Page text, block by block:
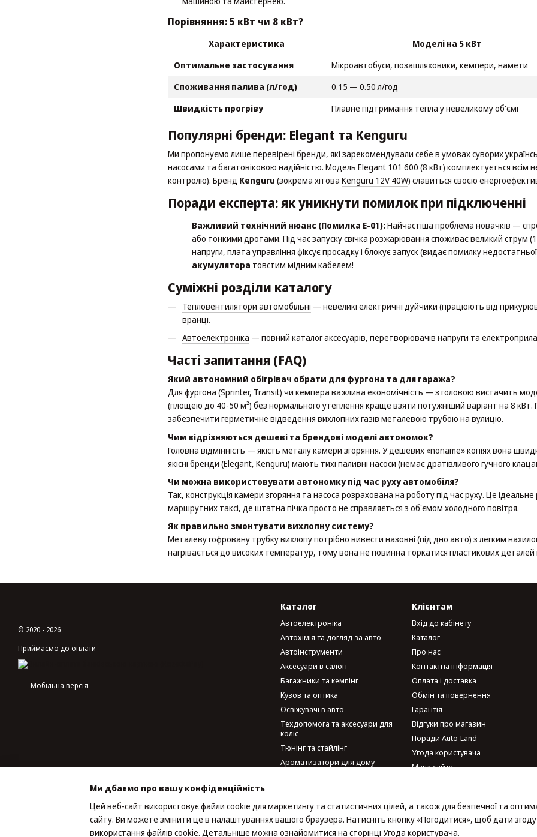
Порівняння: 5 кВт чи 8 кВт?
Характеристика
Моделі на 5 кВт
Оптимальне застосування
Мікроавтобуси, позашляховики, кемпери, намети
Споживання палива (л/год)
0.15 — 0.50 л/год
Швидкість прогріву
Плавне підтримання тепла у невеликому об'ємі
Популярні бренди: Elegant та Kenguru
Ми пропонуємо лише перевірені бренди, які зарекомендували себе в умовах суворих
насосами та багатовіковою надійністю. Модель Elegant 101 600 (8 кВт) комплектується всім
контролю). Бренд Kenguru (зокрема хітова Kenguru 12V 40W) славиться своєю
Поради експерта: як уникнути помилок при підключенні
Важливий технічний нюанс (Помилка E-01):Найчастіша проблема новачків —
або тонкими дротами. Під час запуску свічка розжарювання споживає великий струм
напруги, плата управління фіксує просадку і блокує запуск (видає помилку
акумулятора товстим мідним кабелем!
Суміжні розділи каталогу
Тепловентилятори автомобільні — невеликі електричні дуйчики (працюють від
вранці.
Автоелектроніка — повний каталог аксесуарів, перетворювачів напруги та
Часті запитання (FAQ)
Який автономний обігрівач обрати для фургона та для гаража?
Для фургона (Sprinter, Transit) чи кемпера важлива економічність — з головою вистачить
(площею до 40-50 м²) без нормального утеплення краще взяти потужніший варіант на 8
забезпечити герметичне відведення вихлопних газів металевою трубою на вулицю.
Чим відрізняються дешеві та брендові моделі автономок?
Головна відмінність — якість металу камери згоряння. У дешевих «noname» копіях вона
якісні бренди (Elegant, Kenguru) мають тихі паливні насоси (немає дратівливого гучного
Чи можна використовувати автономку під час руху автомобіля?
Так, конструкція камери згоряння та насоса розрахована на роботу під час руху. Це
маршрутних таксі, де штатна пічка просто не справляється з об'ємом холодного повітря.
Як правильно змонтувати вихлопну систему?
Металеву гофровану трубку вихлопу потрібно вивести назовні (під дно авто) з легким
нагрівається до високих температур, тому вона не повинна торкатися пластикових
© 2020 - 2026
Приймаємо до оплати
Мобільна версія
Інтернет-магазин створений з Хорошоп
Каталог
Автоелектроніка
Автохімія та догляд за авто
Автоінструменти
Аксесуари в салон
Багажники та кемпінг
Кузов та оптика
Освіжувачі в авто
Техдопомога та аксесуари для
коліс
Тюнінг та стайлінг
Ароматизатори для дому
Набори автомобіліста
Клієнтам
Вхід до кабінету
Каталог
Про нас
Контактна інформація
Оплата і доставка
Обмін та повернення
Гарантія
Відгуки про магазин
Поради Auto-Land
Угода користувача
Мапа сайту
Ми дбаємо про вашу конфіденційність
Цей веб-сайт використовує файли cookie для маркетингу та статистичних цілей, а також для безпечної та
сайту. Ви можете змінити це в налаштуваннях вашого браузера. Натисніть кнопку «Погодитися», щоб дати
використання файлів cookie. Детальніше можна ознайомитися на сторінці Угода користувача.